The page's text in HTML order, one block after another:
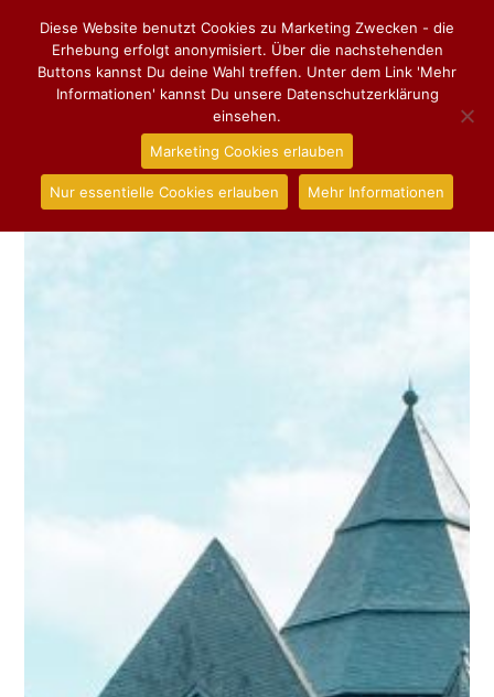
Diese Website benutzt Cookies zu Marketing Zwecken - die
Erhebung erfolgt anonymisiert. Über die nachstehenden
Buttons kannst Du deine Wahl treffen. Unter dem Link 'Mehr
Informationen' kannst Du unsere Datenschutzerklärung
einsehen.
Marketing Cookies erlauben
Nur essentielle Cookies erlauben Mehr Informationen